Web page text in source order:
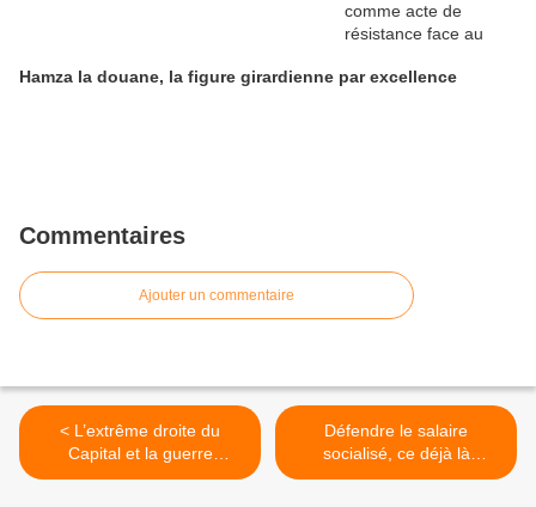
Hamza la douane, la figure girardienne par excellence
Commentaires
Ajouter un commentaire
< L’extrême droite du
Capital et la guerre
culturelle
Défendre le salaire
socialisé, ce déjà là
communiste >